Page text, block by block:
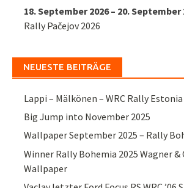
18. September 2026– 20. September
Rally Pačejov 2026
NEUESTE BEITRÄGE
Lappi – Mälkönen – WRC Rally
Big Jump into November 2025
Wallpaper September 2025 – Rally
Winner Rally Bohemia 2025 Wagner
Wallpaper